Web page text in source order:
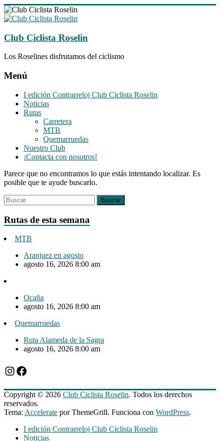
Saltar
al
Club Ciclista Roselin
Los Roselines disfrutamos del ciclismo
Menú
I edición Contrarreloj Club Ciclista Roselin
Noticias
Rutas
Carretera
MTB
Quemarruedas
Nuestro Club
¡Contacta con nosotros!
Parece que no encontramos lo que estás intentando localizar. Es
posible que te ayude buscarlo.
Rutas de esta semana
MTB
Aranjuez en agosto
agosto 16, 2026 8:00 am
Ocaña
agosto 16, 2026 8:00 am
Quemarruedas
Ruta Alameda de la Sagra
agosto 16, 2026 8:00 am
Instagram
Facebook
Copyright © 2026 Club Ciclista Roselin. Todos los derechos
reservados.
Tema: Accelerate por ThemeGrill. Funciona con WordPress.
I edición Contrarreloj Club Ciclista Roselin
Noticias